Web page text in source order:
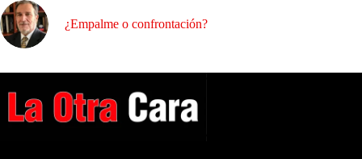
¿Empalme o confrontación?